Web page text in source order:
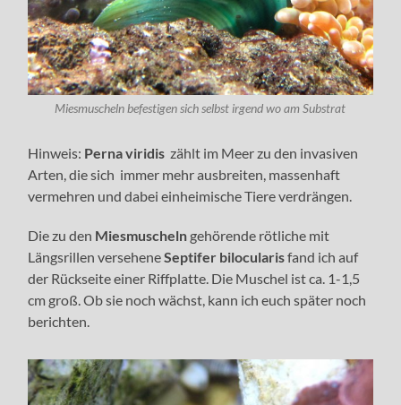
Miesmuscheln befestigen sich selbst irgend wo am Substrat
Hinweis: Perna viridiszählt im Meer zu den invasiven
Arten, die sich immer mehr ausbreiten, massenhaft
vermehren und dabei einheimische Tiere verdrängen.
Die zu den Miesmuscheln gehörende rötliche mit
Längsrillen verseheneSeptifer bilocularisfand ich auf
der Rückseite einer Riffplatte. Die Muschel ist ca. 1-1,5
cm groß. Ob sie noch wächst, kann ich euch später noch
berichten.